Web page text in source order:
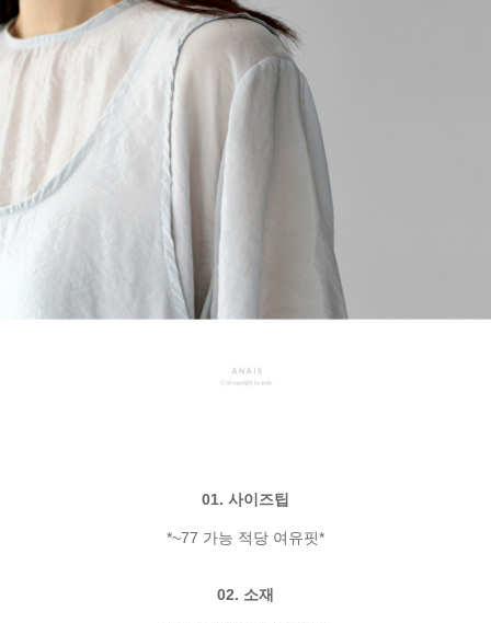
01. 사이즈팁
*~77 가능 적당 여유핏*
02. 소재